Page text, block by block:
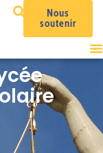
Nous
soutenir